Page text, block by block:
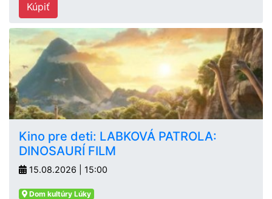
Kúpiť
Kino pre deti: LABKOVÁ PATROLA:
DINOSAURÍ FILM
15.08.2026 | 15:00
Dom kultúry Lúky